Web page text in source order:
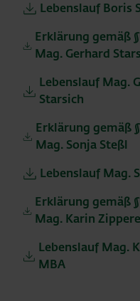
Lebenslauf Boris
Erklärung gemäß
Mag. Gerhard
Lebenslauf Mag.
Starsich
Erklärung gemäß
Mag. Sonja Steßl
Lebenslauf Mag.
Erklärung gemäß
Mag. Karin
Lebenslauf Mag.
MBA